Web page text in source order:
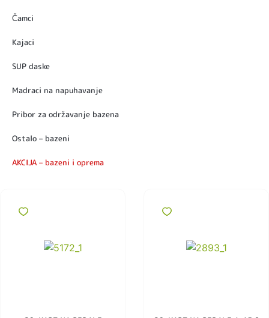
Čamci
Kajaci
SUP daske
Madraci na napuhavanje
Pribor za održavanje bazena
Ostalo – bazeni
AKCIJA – bazeni i oprema